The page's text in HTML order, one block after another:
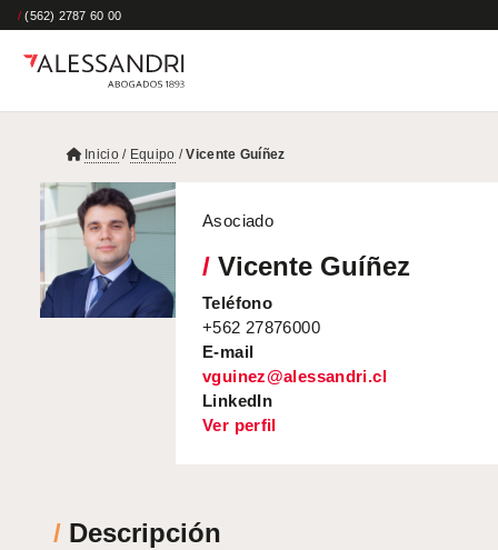
/ (562) 2787 60 00
Inicio/ Equipo /Vicente Guíñez
Asociado
/ Vicente Guíñez
Teléfono
+562 27876000
E-mail
vguinez@alessandri.cl
LinkedIn
Ver perfil
/ Descripción